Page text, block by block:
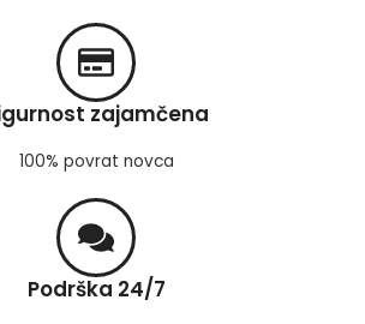
zajamčena
100% povrat novca
Podrška 24/7